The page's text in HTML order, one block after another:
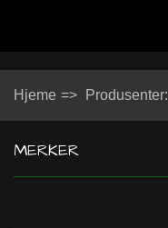
Hjeme => Produsenter:
MERKER